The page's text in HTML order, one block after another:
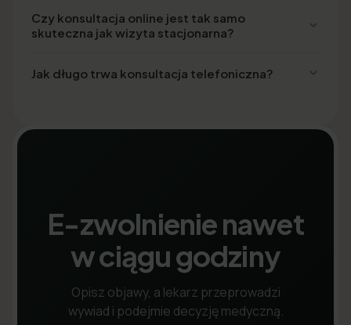
Czy konsultacja online jest tak samo
skuteczna jak wizyta stacjonarna?
Jak długo trwa konsultacja telefoniczna?
E-zwolnienie nawet
w ciągu godziny
Opisz objawy, a lekarz przeprowadzi
wywiad i podejmie decyzję medyczną.